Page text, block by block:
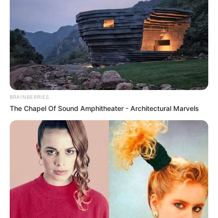
July 15, 2025
BRAINBERRIES
The Chapel Of Sound Amphitheater - Architectural Marvels